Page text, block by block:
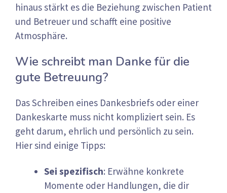
hinaus stärkt es die Beziehung zwischen Patient
und Betreuer und schafft eine positive
Atmosphäre.
Wie schreibt man Danke für die
gute Betreuung?
Das Schreiben eines Dankesbriefs oder einer
Dankeskarte muss nicht kompliziert sein. Es
geht darum, ehrlich und persönlich zu sein.
Hier sind einige Tipps:
Sei spezifisch: Erwähne konkrete
Momente oder Handlungen, die dir